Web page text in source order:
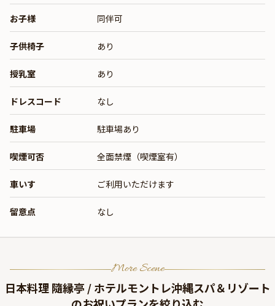
お子様 同伴可
子供椅子 あり
授乳室 あり
ドレスコード なし
駐車場 駐車場あり
喫煙可否 全面禁煙（喫煙室有）
車いす ご利用いただけます
留意点 なし
More Scene
日本料理 隨縁亭 / ホテルモントレ沖縄スパ＆リゾート